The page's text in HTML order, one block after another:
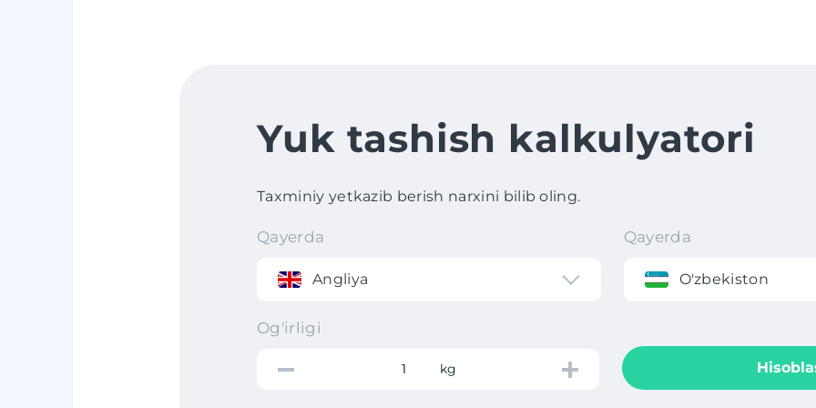
Yuk tashish kalkulyatori
Taxminiy yetkazib berish narxini bilib oling.
Qayerda
Angliya
Qayerda
O'zbekiston
Og'irligi
kg